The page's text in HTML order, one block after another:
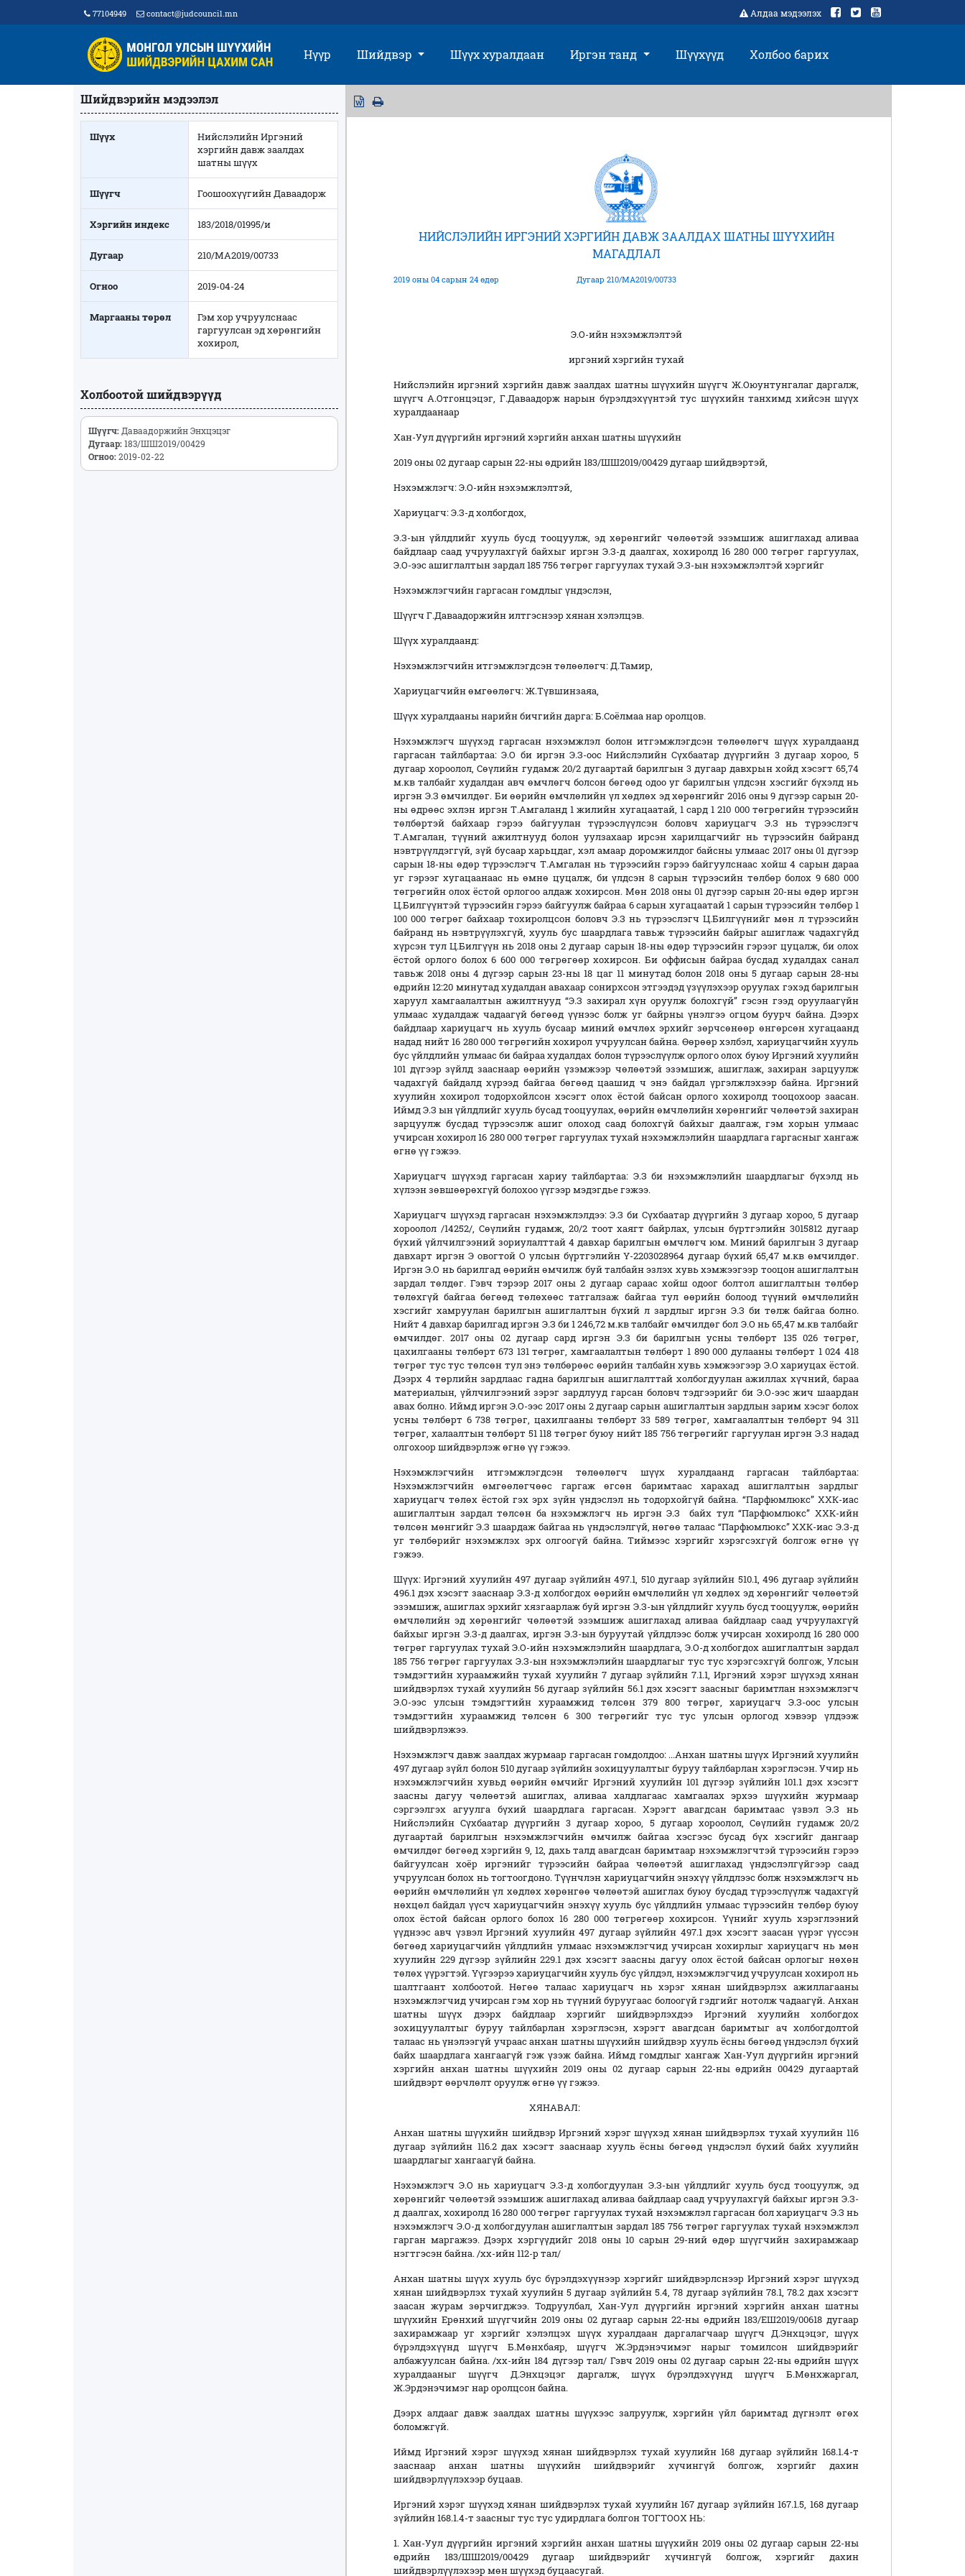
77104949 contact@judcouncil.mn Алдаа мэдээлэх
Нүүр Шийдвэр Шүүх хуралдаан Иргэн танд Шүүхүүд Холбоо барих
Шийдвэрийн мэдээлэл
Шүүх
Нийслэлийн Иргэний
хэргийн давж заалдах
шатны шүүх
Шүүгч Гоошоохүүгийн Даваадорж
Хэргийн индекс 183/2018/01995/и
Дугаар 210/МА2019/00733
Огноо 2019-04-24
Маргааны төрөл
Гэм хор учруулснаас
гаргуулсан эд хөрөнгийн
хохирол,
Холбоотой шийдвэрүүд
Шүүгч:Даваадоржийн Энхцэцэг
Дугаар:183/ШШ2019/00429
Огноо:2019-02-22
НИЙСЛЭЛИЙН ИРГЭНИЙ ХЭРГИЙН ДАВЖ ЗААЛДАХ ШАТНЫ ШҮҮХИЙН
МАГАДЛАЛ
2019 оны 04 сарын 24 өдөр Дугаар 210/МА2019/00733
Э.О-ийн нэхэмжлэлтэй
иргэний хэргийн тухай
Нийслэлийн иргэний хэргийн давж заалдах шатны шүүхийн шүүгч Ж.Оюунтунгалаг даргалж,
шүүгч А.Отгонцэцэг, Г.Даваадорж нарын бүрэлдэхүүнтэй тус шүүхийн танхимд хийсэн шүүх
хуралдаанаар
Хан-Уул дүүргийн иргэний хэргийн анхан шатны шүүхийн
2019 оны 02 дугаар сарын 22-ны өдрийн 183/ШШ2019/00429 дугаар шийдвэртэй,
Нэхэмжлэгч: Э.О-ийн нэхэмжлэлтэй,
Хариуцагч: Э.З-д холбогдох,
Э.З-ын үйлдлийг хууль бусд тооцуулж, эд хөрөнгийг чөлөөтэй эзэмшиж ашиглахад аливаа
байдлаар саад учруулахгүй байхыг иргэн Э.З-д даалгах, хохиролд 16 280 000 төгрөг гаргуулах,
Э.О-ээс ашиглалтын зардал 185 756 төгрөг гаргуулах тухай Э.З-ын нэхэмжлэлтэй хэргийг
Нэхэмжлэгчийн гаргасан гомдлыг үндэслэн,
Шүүгч Г.Даваадоржийн илтгэснээр хянан хэлэлцэв.
Шүүх хуралдаанд:
Нэхэмжлэгчийн итгэмжлэгдсэн төлөөлөгч: Д.Тамир,
Хариуцагчийн өмгөөлөгч: Ж.Түвшинзаяа,
Шүүх хуралдааны нарийн бичгийн дарга: Б.Соёлмаа нар оролцов.
Нэхэмжлэгч шүүхэд гаргасан нэхэмжлэл болон итгэмжлэгдсэн төлөөлөгч шүүх хуралдаанд
гаргасан тайлбартаа: Э.О би иргэн Э.З-оос Нийслэлийн Сүхбаатар дүүргийн 3 дугаар хороо, 5
дугаар хороолол, Сөүлийн гудамж 20/2 дугаартай барилгын 3 дугаар давхрын хойд хэсэгт 65,74
м.кв талбайг худалдан авч өмчлөгч болсон бөгөөд одоо уг барилгын үлдсэн хэсгийг бүхэлд нь
иргэн Э.З өмчилдөг. Би өөрийн өмчлөлийн үл хөдлөх эд хөрөнгийг 2016 оны 9 дүгээр сарын 20-
ны өдрөөс эхлэн иргэн Т.Амгаланд 1 жилийн хугацаатай, 1 сард 1 210 000 төгрөгийн түрээсийн
төлбөртэй байхаар гэрээ байгуулан түрээслүүлсэн боловч хариуцагч Э.З нь түрээслэгч
Т.Амгалан, түүний ажилтнууд болон уулзахаар ирсэн харилцагчийг нь түрээсийн байранд
нэвтрүүлдэггүй, зүй бусаар харьцдаг, хэл амаар доромжилдог байсны улмаас 2017 оны 01 дүгээр
сарын 18-ны өдөр түрээслэгч Т.Амгалан нь түрээсийн гэрээ байгуулснаас хойш 4 сарын дараа
уг гэрээг хугацаанаас нь өмнө цуцалж, би үлдсэн 8 сарын түрээсийн төлбөр болох 9 680 000
төгрөгийн олох ёстой орлогоо алдаж хохирсон. Мөн 2018 оны 01 дүгээр сарын 20-ны өдөр иргэн
Ц.Билгүүнтэй түрээсийн гэрээ байгуулж байраа 6 сарын хугацаатай 1 сарын түрээсийн төлбөр 1
100 000 төгрөг байхаар тохиролцсон боловч Э.З нь түрээслэгч Ц.Билгүүнийг мөн л түрээсийн
байранд нь нэвтрүүлэхгүй, хууль бус шаардлага тавьж түрээсийн байрыг ашиглаж чадахгүйд
хүрсэн тул Ц.Билгүүн нь 2018 оны 2 дугаар сарын 18-ны өдөр түрээсийн гэрээг цуцалж, би олох
ёстой орлого болох 6 600 000 төгрөгөөр хохирсон. Би оффисын байраа бусдад худалдах санал
тавьж 2018 оны 4 дүгээр сарын 23-ны 18 цаг 11 минутад болон 2018 оны 5 дугаар сарын 28-ны
өдрийн 12:20 минутад худалдан авахаар сонирхсон этгээдэд үзүүлэхээр оруулах гэхэд барилгын
харуул хамгаалалтын ажилтнууд “Э.З захирал хүн оруулж болохгүй” гэсэн гээд оруулаагүйн
улмаас худалдаж чадаагүй бөгөөд үүнээс болж уг байрны үнэлгээ огцом буурч байна. Дээрх
байдлаар хариуцагч нь хууль бусаар миний өмчлөх эрхийг зөрчсөнөөр өнгөрсөн хугацаанд
надад нийт 16 280 000 төгрөгийн хохирол учруулсан байна. Өөрөөр хэлбэл, хариуцагчийн хууль
бус үйлдлийн улмаас би байраа худалдах болон түрээслүүлж орлого олох буюу Иргэний хуулийн
101 дүгээр зүйлд зааснаар өөрийн үзэмжээр чөлөөтэй эзэмшиж, ашиглаж, захиран зарцуулж
чадахгүй байдалд хүрээд байгаа бөгөөд цаашид ч энэ байдал үргэлжлэхээр байна. Иргэний
хуулийн хохирол тодорхойлсон хэсэгт олох ёстой байсан орлого хохиролд тооцохоор заасан.
Иймд Э.З ын үйлдлийг хууль бусад тооцуулах, өөрийн өмчлөлийн хөрөнгийг чөлөөтэй захиран
зарцуулж бусдад түрээсэлж ашиг олоход саад болохгүй байхыг даалгаж, гэм хорын улмаас
учирсан хохирол 16 280 000 төгрөг гаргуулах тухай нэхэмжлэлийн шаардлага гаргасныг хангаж
өгнө үү гэжээ.
Хариуцагч шүүхэд гаргасан хариу тайлбартаа: Э.З би нэхэмжлэлийн шаардлагыг бүхэлд нь
хүлээн зөвшөөрөхгүй болохоо үүгээр мэдэгдье гэжээ.
Хариуцагч шүүхэд гаргасан нэхэмжлэлдээ: Э.З би Сүхбаатар дүүргийн 3 дугаар хороо, 5 дугаар
хороолол /14252/, Сөүлийн гудамж, 20/2 тоот хаягт байрлах, улсын бүртгэлийн 3015812 дугаар
бүхий үйлчилгээний зориулалттай 4 давхар барилгын өмчлөгч юм. Миний барилгын 3 дугаар
давхарт иргэн Э овогтой О улсын бүртгэлийн Ү-2203028964 дугаар бүхий 65,47 м.кв өмчилдөг.
Иргэн Э.О нь барилгад өөрийн өмчилж буй талбайн эзлэх хувь хэмжээгээр тооцон ашиглалтын
зардал төлдөг. Гэвч тэрээр 2017 оны 2 дугаар сараас хойш одоог болтол ашиглалтын төлбөр
төлөхгүй байгаа бөгөөд төлөхөөс татгалзаж байгаа тул өөрийн болоод түүний өмчлөлийн
хэсгийг хамруулан барилгын ашиглалтын бүхий л зардлыг иргэн Э.З би төлж байгаа болно.
Нийт 4 давхар барилгад иргэн Э.З би 1 246,72 м.кв талбайг өмчилдөг бол Э.О нь 65,47 м.кв талбайг
өмчилдөг. 2017 оны 02 дугаар сард иргэн Э.З би барилгын усны төлбөрт 135 026 төгрөг,
цахилгааны төлбөрт 673 131 төгрөг, хамгаалалтын төлбөрт 1 890 000 дулааны төлбөрт 1 024 418
төгрөг тус тус төлсөн тул энэ төлбөрөөс өөрийн талбайн хувь хэмжээгээр Э.О хариуцах ёстой.
Дээрх 4 төрлийн зардлаас гадна барилгын ашиглалттай холбогдуулан ажиллах хүчний, бараа
материалын, үйлчилгээний зэрэг зардлууд гарсан боловч тэдгээрийг би Э.О-ээс жич шаардан
авах болно. Иймд иргэн Э.О-ээс 2017 оны 2 дугаар сарын ашиглалтын зардлын зарим хэсэг болох
усны төлбөрт 6 738 төгрөг, цахилгааны төлбөрт 33 589 төгрөг, хамгаалалтын төлбөрт 94 311
төгрөг, халаалтын төлбөрт 51 118 төгрөг буюу нийт 185 756 төгрөгийг гаргуулан иргэн Э.З надад
олгохоор шийдвэрлэж өгнө үү гэжээ.
Нэхэмжлэгчийн итгэмжлэгдсэн төлөөлөгч шүүх хуралдаанд гаргасан тайлбартаа:
Нэхэмжлэгчийн өмгөөлөгчөөс гаргаж өгсөн баримтаас харахад ашиглалтын зардлыг
хариуцагч төлөх ёстой гэх эрх зүйн үндэслэл нь тодорхойгүй байна. “Парфюмлюкс” ХХК-иас
ашиглалтын зардал төлсөн ба нэхэмжлэгч нь иргэн Э.З байх тул “Парфюмлюкс” ХХК-ийн
төлсөн мөнгийг Э.З шаардаж байгаа нь үндэслэлгүй, нөгөө талаас “Парфюмлюкс” ХХК-иас Э.З-д
уг төлбөрийг нэхэмжлэх эрх олгоогүй байна. Тиймээс хэргийг хэрэгсэхгүй болгож өгнө үү
гэжээ.
Шүүх: Иргэний хуулийн 497 дугаар зүйлийн 497.1, 510 дугаар зүйлийн 510.1, 496 дугаар зүйлийн
496.1 дэх хэсэгт зааснаар Э.З-д холбогдох өөрийн өмчлөлийн үл хөдлөх эд хөрөнгийг чөлөөтэй
эзэмшиж, ашиглах эрхийг хязгаарлаж буй иргэн Э.З-ын үйлдлийг хууль бусд тооцуулж, өөрийн
өмчлөлийн эд хөрөнгийг чөлөөтэй эзэмшиж ашиглахад аливаа байдлаар саад учруулахгүй
байхыг иргэн Э.З-д даалгах, иргэн Э.З-ын буруутай үйлдлээс болж учирсан хохиролд 16 280 000
төгрөг гаргуулах тухай Э.О-ийн нэхэмжлэлийн шаардлага, Э.О-д холбогдох ашиглалтын зардал
185 756 төгрөг гаргуулах Э.З-ын нэхэмжлэлийн шаардлагыг тус тус хэрэгсэхгүй болгож, Улсын
тэмдэгтийн хураамжийн тухай хуулийн 7 дугаар зүйлийн 7.1.1, Иргэний хэрэг шүүхэд хянан
шийдвэрлэх тухай хуулийн 56 дугаар зүйлийн 56.1 дэх хэсэгт заасныг баримтлан нэхэмжлэгч
Э.О-ээс улсын тэмдэгтийн хураамжид төлсөн 379 800 төгрөг, хариуцагч Э.З-оос улсын
тэмдэгтийн хураамжид төлсөн 6 300 төгрөгийг тус тус улсын орлогод хэвээр үлдээж
шийдвэрлэжээ.
Нэхэмжлэгч давж заалдах журмаар гаргасан гомдолдоо: ...Анхан шатны шүүх Иргэний хуулийн
497 дугаар зүйл болон 510 дугаар зүйлийн зохицуулалтыг буруу тайлбарлан хэрэглэсэн. Учир нь
нэхэмжлэгчийн хувьд өөрийн өмчийг Иргэний хуулийн 101 дүгээр зүйлийн 101.1 дэх хэсэгт
заасны дагуу чөлөөтэй ашиглах, аливаа халдлагаас хамгаалах эрхээ шүүхийн журмаар
сэргээлгэх агуулга бүхий шаардлага гаргасан. Хэрэгт авагдсан баримтаас үзвэл Э.З нь
Нийслэлийн Сүхбаатар дүүргийн 3 дугаар хороо, 5 дугаар хороолол, Сөүлийн гудамж 20/2
дугаартай барилгын нэхэмжлэгчийн өмчилж байгаа хэсгээс бусад бүх хэсгийг дангаар
өмчилдөг бөгөөд хэргийн 9, 12, дахь талд авагдсан баримтаар нэхэмжлэгчтэй түрээсийн гэрээ
байгуулсан хоёр иргэнийг түрээсийн байраа чөлөөтэй ашиглахад үндэслэлгүйгээр саад
учруулсан болох нь тогтоогдоно. Түүнчлэн хариуцагчийн энэхүү үйлдлээс болж нэхэмжлэгч нь
өөрийн өмчлөлийн үл хөдлөх хөрөнгөө чөлөөтэй ашиглах буюу бусдад түрээслүүлж чадахгүй
нөхцөл байдал үүсч хариуцагчийн энэхүү хууль бус үйлдлийн улмаас түрээсийн төлбөр буюу
олох ёстой байсан орлого болох 16 280 000 төгрөгөөр хохирсон. Үүнийг хууль хэрэглээний
үүднээс авч үзвэл Иргэний хуулийн 497 дугаар зүйлийн 497.1 дэх хэсэгт заасан үүрэг үүссэн
бөгөөд хариуцагчийн үйлдлийн улмаас нэхэмжлэгчид учирсан хохирлыг хариуцагч нь мөн
хуулийн 229 дүгээр зүйлийн 229.1 дэх хэсэгт заасны дагуу олох ёстой байсан орлогыг нөхөн
төлөх үүрэгтэй. Үүгээрээ хариуцагчийн хууль бус үйлдэл, нэхэмжлэгчид учруулсан хохирол нь
шалтгаант холбоотой. Нөгөө талаас хариуцагч нь хэрэг хянан шийдвэрлэх ажиллагааны
нэхэмжлэгчид учирсан гэм хор нь түүний буруугаас болоогүй гэдгийг нотолж чадаагүй. Анхан
шатны шүүх дээрх байдлаар хэргийг шийдвэрлэхдээ Иргэний хуулийн холбогдох
зохицуулалтыг буруу тайлбарлан хэрэглэсэн, хэрэгт авагдсан баримтыг ач холбогдолтой
талаас нь үнэлээгүй учраас анхан шатны шүүхийн шийдвэр хууль ёсны бөгөөд үндэслэл бүхий
байх шаардлага хангаагүй гэж үзэж байна. Иймд гомдлыг хангаж Хан-Уул дүүргийн иргэний
хэргийн анхан шатны шүүхийн 2019 оны 02 дугаар сарын 22-ны өдрийн 00429 дугаартай
шийдвэрт өөрчлөлт оруулж өгнө үү гэжээ.
ХЯНАВАЛ:
Анхан шатны шүүхийн шийдвэр Иргэний хэрэг шүүхэд хянан шийдвэрлэх тухай хуулийн 116
дугаар зүйлийн 116.2 дах хэсэгт зааснаар хууль ёсны бөгөөд үндэслэл бүхий байх хуулийн
шаардлагыг хангаагүй байна.
Нэхэмжлэгч Э.О нь хариуцагч Э.З-д холбогдуулан Э.З-ын үйлдлийг хууль бусд тооцуулж, эд
хөрөнгийг чөлөөтэй эзэмшиж ашиглахад аливаа байдлаар саад учруулахгүй байхыг иргэн Э.З-
д даалгах, хохиролд 16 280 000 төгрөг гаргуулах тухай нэхэмжлэл гаргасан бол хариуцагч Э.З нь
нэхэмжлэгч Э.О-д холбогдуулан ашиглалтын зардал 185 756 төгрөг гаргуулах тухай нэхэмжлэл
гарган маргажээ. Дээрх хэргүүдийг 2018 оны 10 сарын 29-ний өдөр шүүгчийн захирамжаар
нэгтгэсэн байна. /хх-ийн 112-р тал/
Анхан шатны шүүх хууль бус бүрэлдэхүүнээр хэргийг шийдвэрлснээр Иргэний хэрэг шүүхэд
хянан шийдвэрлэх тухай хуулийн 5 дугаар зүйлийн 5.4, 78 дугаар зүйлийн 78.1, 78.2 дах хэсэгт
заасан журам зөрчигджээ. Тодруулбал, Хан-Уул дүүргийн иргэний хэргийн анхан шатны
шүүхийн Ерөнхий шүүгчийн 2019 оны 02 дугаар сарын 22-ны өдрийн 183/ЕШ2019/00618 дугаар
захирамжаар уг хэргийг хэлэлцэх шүүх хуралдаан даргалагчаар шүүгч Д.Энхцэцэг, шүүх
бүрэлдэхүүнд шүүгч Б.Мөнхбаяр, шүүгч Ж.Эрдэнэчимэг нарыг томилсон шийдвэрийг
албажуулсан байна. /хх-ийн 184 дүгээр тал/ Гэвч 2019 оны 02 дугаар сарын 22-ны өдрийн шүүх
хуралдааныг шүүгч Д.Энхцэцэг даргалж, шүүх бүрэлдэхүүнд шүүгч Б.Мөнхжаргал,
Ж.Эрдэнэчимэг нар оролцсон байна.
Дээрх алдааг давж заалдах шатны шүүхээс залруулж, хэргийн үйл баримтад дүгнэлт өгөх
боломжгүй.
Иймд Иргэний хэрэг шүүхэд хянан шийдвэрлэх тухай хуулийн 168 дугаар зүйлийн 168.1.4-т
зааснаар анхан шатны шүүхийн шийдвэрийг хүчингүй болгож, хэргийг дахин
шийдвэрлүүлэхээр буцаав.
Иргэний хэрэг шүүхэд хянан шийдвэрлэх тухай хуулийн 167 дугаар зүйлийн 167.1.5, 168 дугаар
зүйлийн 168.1.4-т заасныг тус тус удирдлага болгон ТОГТООХ НЬ:
1. Хан-Уул дүүргийн иргэний хэргийн анхан шатны шүүхийн 2019 оны 02 дугаар сарын 22-ны
өдрийн 183/ШШ2019/00429 дугаар шийдвэрийг хүчингүй болгож, хэргийг дахин
шийдвэрлүүлэхээр мөн шүүхэд буцаасугай.